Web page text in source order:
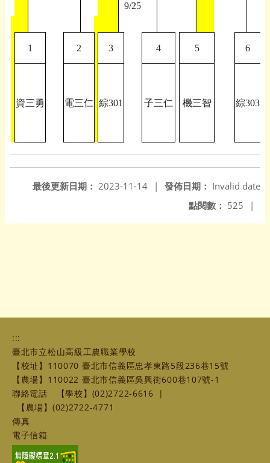
9/25
1 2 3 4 5 6
資三勇 電三仁 綜301 子三仁 機三智 綜303
發佈日期： Invalid date
最後更新日期： 2023-11-14
|
點閱數： 525 |
:::
臺北市立松山高級工農職業學校
【校址】110070 臺北市信義區忠孝東路5段236巷15號
【農場】110022 臺北市信義區吳興街600巷107號-1
聯絡電話
【學校】(02)2722-6616
|
【農場】(02)2722-4771
傳真
電子信箱